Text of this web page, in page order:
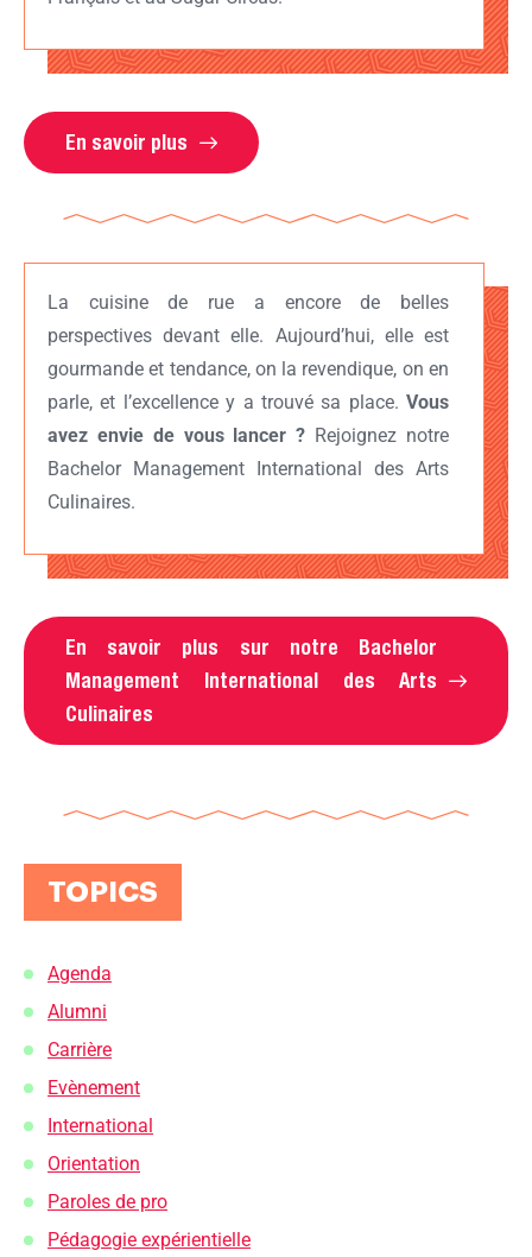
En savoir plus
La cuisine de rue a encore de belles
perspectives devant elle. Aujourd’hui, elle est
gourmande et tendance, on la revendique, on en
parle, et l’excellence y a trouvé sa place. Vous
avez envie de vous lancer ? Rejoignez notre
Bachelor Management International des Arts
Culinaires.
En savoir plus sur notre Bachelor
Management International des Arts
Culinaires
TOPICS
Agenda
Alumni
Carrière
Evènement
International
Orientation
Paroles de pro
Pédagogie expérientielle